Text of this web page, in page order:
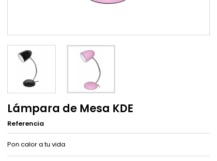
Lámpara de Mesa KDE
Referencia
Pon calor a tu vida